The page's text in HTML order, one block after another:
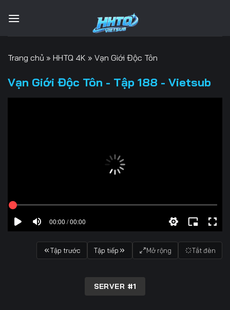
qua
Trang chủ » HHTQ 4K » Vạn Giới Độc Tôn
Vạn Giới Độc Tôn - Tập 188 - Vietsub
00:00 / 00:00
Tập trước Tập tiếp Mở rộng Tắt đèn
SERVER #1